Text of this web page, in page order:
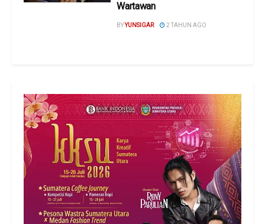
Wartawan
BYYUNSIGAR 2 TAHUN AGO